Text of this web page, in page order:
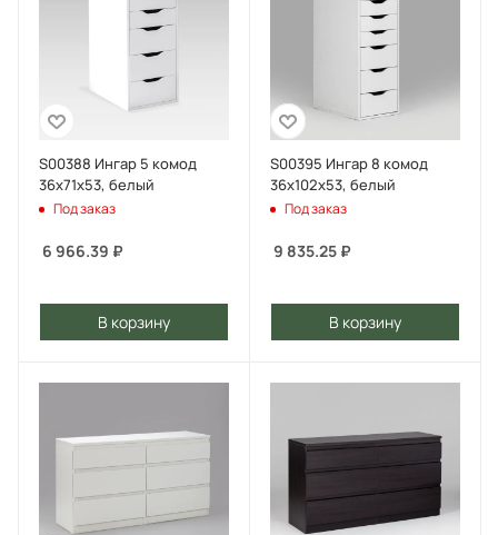
S00388 Ингар 5 комод
36x71x53, белый
Под заказ
6 966.39 ₽
В корзину
S00395 Ингар 8 комод
36x102x53, белый
Под заказ
9 835.25 ₽
В корзину